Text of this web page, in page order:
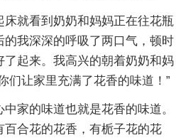
床就看到奶奶和妈妈正在往花瓶
的我深深的呼吸了两口气，顿时
了起来。我高兴的朝着奶奶和妈
们让家里充满了花香的味道！”
家的味道也就是花香的味道。
百合花的花香，有栀子花的花